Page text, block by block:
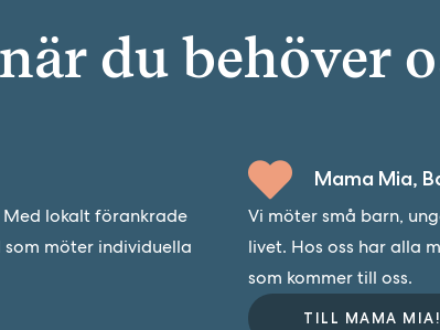
du behöver
lokalt förankrade
möter individuella
Mama Mia,
Vi möter små barn,
livet. Hos oss har alla
som kommer till oss.
TILL MAMA MIA!